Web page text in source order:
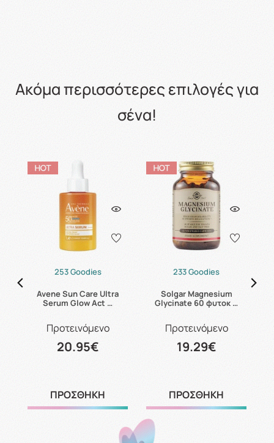
Ακόμα περισσότερες επιλογές για
σένα!
253 Goodies
Avene Sun Care Ultra
Serum Glow Act …
Προτεινόμενο
20.95€
ΠΡΟΣΘΗΚΗ
233 Goodies
Solgar Magnesium
Glycinate 60 φυτοκ …
Προτεινόμενο
19.29€
ΠΡΟΣΘΗΚΗ